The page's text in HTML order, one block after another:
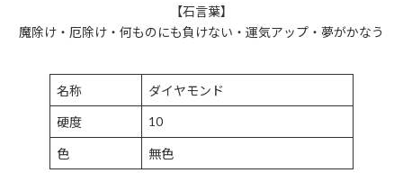
【石言葉】
魔除け・厄除け・何ものにも負けない・運気アップ・夢がかなう
名称 ダイヤモンド
硬度 10
色 無色